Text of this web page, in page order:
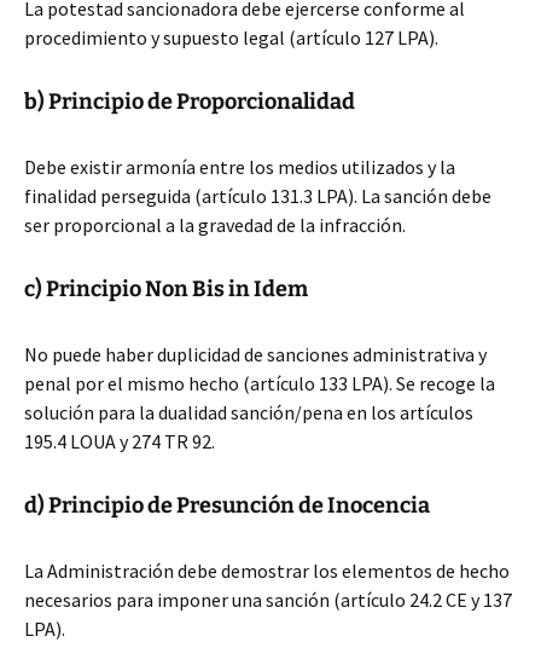
La potestad sancionadora debe ejercerse conforme al
procedimiento y supuesto legal (artículo 127 LPA).
b) Principio de Proporcionalidad
Debe existir armonía entre los medios utilizados y la
finalidad perseguida (artículo 131.3 LPA). La sanción debe
ser proporcional a la gravedad de la infracción.
c) Principio Non Bis in Idem
No puede haber duplicidad de sanciones administrativa y
penal por el mismo hecho (artículo 133 LPA). Se recoge la
solución para la dualidad sanción/pena en los artículos
195.4 LOUA y 274 TR 92.
d) Principio de Presunción de Inocencia
La Administración debe demostrar los elementos de hecho
necesarios para imponer una sanción (artículo 24.2 CE y 137
LPA).